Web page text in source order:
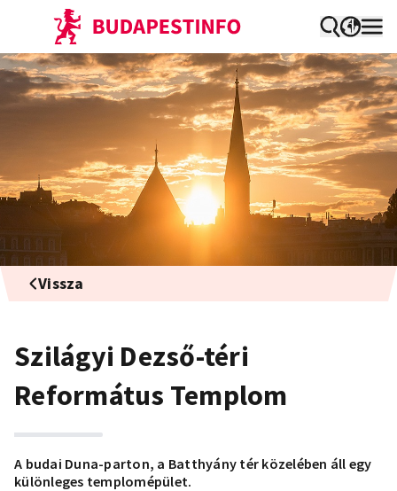
Vissza
Szilágyi Dezső-téri
Református Templom
A budai Duna-parton, a Batthyány tér közelében áll egy
különleges templomépület.